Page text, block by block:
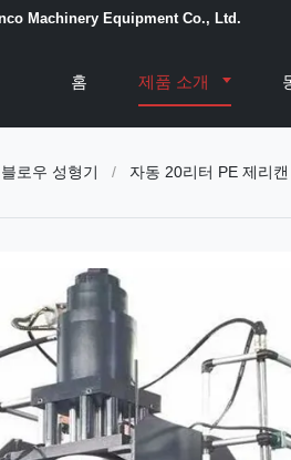
Machinery Equipment Co., Ltd.
홈 제품 소개
로우 성형기 / 자동 20리터 PE 제리